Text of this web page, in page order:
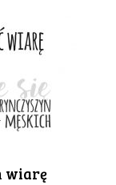
wiarę